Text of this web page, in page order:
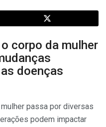
corpo da mulher
doenças
passa por diversas
podem impactar